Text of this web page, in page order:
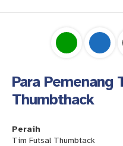
Pindah Sekolah
Lapor
Para Pemenang
Thumbthack
Peraih
Tim Futsal Thumbtack